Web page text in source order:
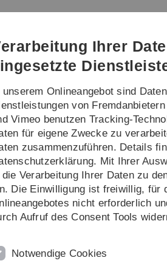
Semester Wintersemester 2016/2017
Vortragstitel
Global optimization on biped
Diskrete Optimierungsprobleme in
Ihrer
unserem Onlineangebot sind
von
Vimeo benutzen Tracking-
für eigene Zwecke zu
zusammenzuführen. Details
Mit Ihrer
die Verarbeitung Ihrer Daten zu
Die Einwilligung ist freiwillig, für
nicht erforderlich
Aufruf des Consent Tools
Notwendige Cookies